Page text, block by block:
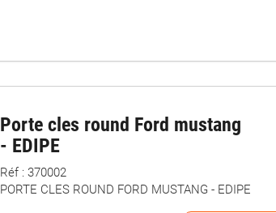
Porte cles round Ford mustang
- EDIPE
Réf : 370002
PORTE CLES ROUND FORD MUSTANG - EDIPE